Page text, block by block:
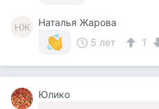
НЖ
Наталья Жарова
5 лет
1
Юлико